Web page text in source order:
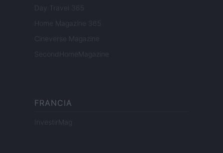
Day Travel 365
Home Magazine 365
Cineverse Magazine
SecondHomeMagazine
FRANCIA
InvestirMag